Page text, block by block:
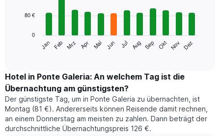
bars.
folgende
den
durchschnittlichen
Zimmerpreis
im
jeweiligen
Monat
an.
Jan Feb Mrz Apr Mai Jun Jul Aug Sep Okt Nov Dez
0
80 €
Hotel in Ponte Galeria: An welchem Tag ist die
Übernachtung am günstigsten?
Der günstigste Tag, um in Ponte Galeria zu übernachten, ist
Montag (81 €). Andererseits können Reisende damit rechnen,
an einem Donnerstag am meisten zu zahlen. Dann beträgt der
durchschnittliche Übernachtungspreis 126 €.